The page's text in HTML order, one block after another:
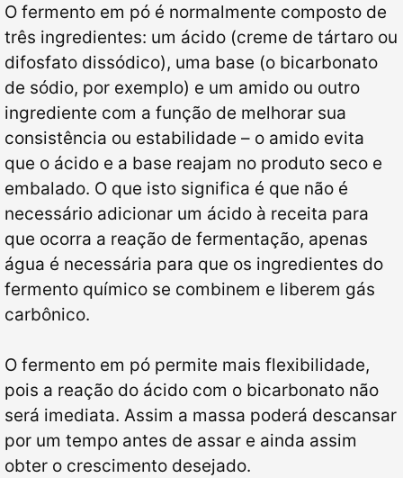
O fermento em pó é normalmente composto de
três ingredientes: um ácido (creme de tártaro ou
difosfato dissódico), uma base (o bicarbonato
de sódio, por exemplo) e um amido ou outro
ingrediente com a função de melhorar sua
consistência ou estabilidade – o amido evita
que o ácido e a base reajam no produto seco e
embalado. O que isto significa é que não é
necessário adicionar um ácido à receita para
que ocorra a reação de fermentação, apenas
água é necessária para que os ingredientes do
fermento químico se combinem e liberem gás
carbônico.
O fermento em pó permite mais flexibilidade,
pois a reação do ácido com o bicarbonato não
será imediata. Assim a massa poderá descansar
por um tempo antes de assar e ainda assim
obter o crescimento desejado.